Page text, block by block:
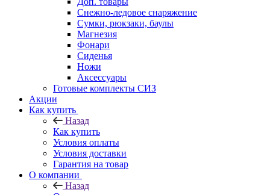
Снежно-ледовое снаряжение
Сумки, рюкзаки, баулы
Магнезия
Фонари
Сиденья
Ножи
Аксессуары
Готовые комплекты СИЗ
Акции
Как купить
Назад
Как купить
Условия оплаты
Условия доставки
Гарантия на товар
О компании
Назад